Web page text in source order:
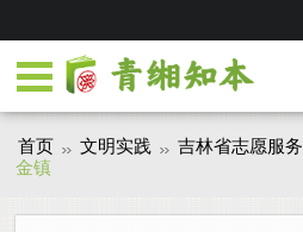
首页 文明实践 吉林省志愿服务
金镇